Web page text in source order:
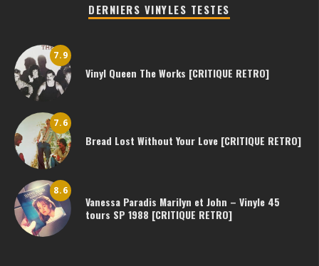
DERNIERS VINYLES TESTES
7.9
Vinyl Queen The Works [CRITIQUE RETRO]
7.6
Bread Lost Without Your Love [CRITIQUE RETRO]
8.6
Vanessa Paradis Marilyn et John – Vinyle 45
tours SP 1988 [CRITIQUE RETRO]